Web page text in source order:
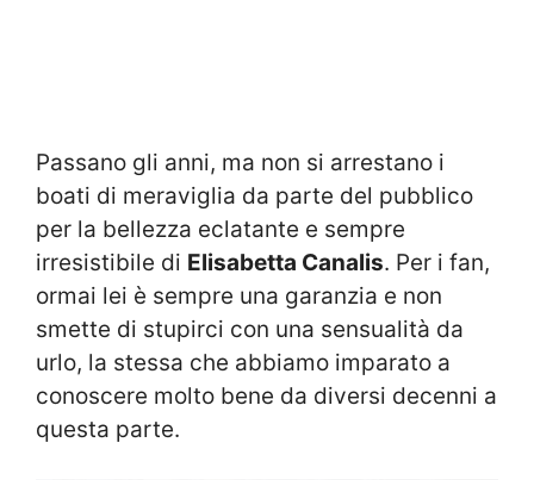
Passano gli anni, ma non si arrestano i
boati di meraviglia da parte del pubblico
per la bellezza eclatante e sempre
irresistibile di Elisabetta Canalis. Per i fan,
ormai lei è sempre una garanzia e non
smette di stupirci con una sensualità da
urlo, la stessa che abbiamo imparato a
conoscere molto bene da diversi decenni a
questa parte.